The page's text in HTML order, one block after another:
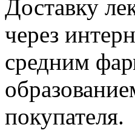
Доставку
через
средним
покупателя.